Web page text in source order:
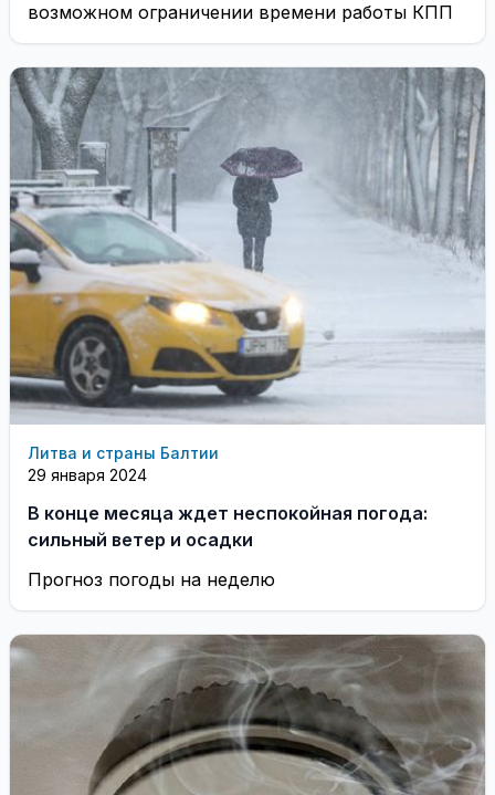
возможном ограничении времени работы КПП
Литва и страны Балтии
29 января 2024
В конце месяца ждет неспокойная погода:
сильный ветер и осадки
Прогноз погоды на неделю